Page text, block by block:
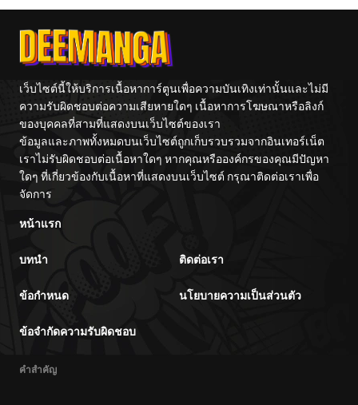
เว็บไซต์นี้ให้บริการเนื้อหาการ์ตูนเพื่อความบันเทิงเท่านั้นและไม่มี
ความรับผิดชอบต่อความเสียหายใดๆ เนื้อหาการโฆษณาหรือลิงก์
ของบุคคลที่สามที่แสดงบนเว็บไซต์ของเรา
ข้อมูลและภาพทั้งหมดบนเว็บไซต์ถูกเก็บรวบรวมจากอินเทอร์เน็ต
เราไม่รับผิดชอบต่อเนื้อหาใดๆ หากคุณหรือองค์กรของคุณมีปัญหา
ใดๆ ที่เกี่ยวข้องกับเนื้อหาที่แสดงบนเว็บไซต์ กรุณาติดต่อเราเพื่อ
จัดการ
หน้าแรก
บทนำ ติดต่อเรา
ข้อกำหนด นโยบายความเป็นส่วนตัว
ข้อจำกัดความรับผิดชอบ
คำสำคัญ